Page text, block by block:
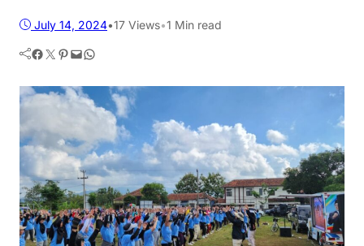
July 14, 2024•17 Views•1 Min read
Facebook Twitter Pinterest Mail WhatsApp